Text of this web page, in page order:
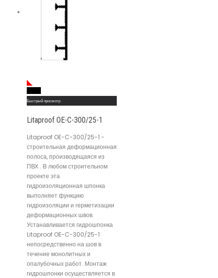
Быстрый просмотр
Litaproof OE-C-300/25-1
Litaproof OE-C-300/25-1 -
строительная деформационная
полоса, производящаяся из
ПВХ . В любом строительном
проекте эта
гидроизоляционная шпонка
выполняет функцию
гидроизоляции и герметизации
деформационных швов.
Устанавливается гидрошпонка
Litaproof OE-C-300/25-1
непосредственно на шов в
течение монолитных и
опалубочных работ. Монтаж
гидрошпонки осуществляется в